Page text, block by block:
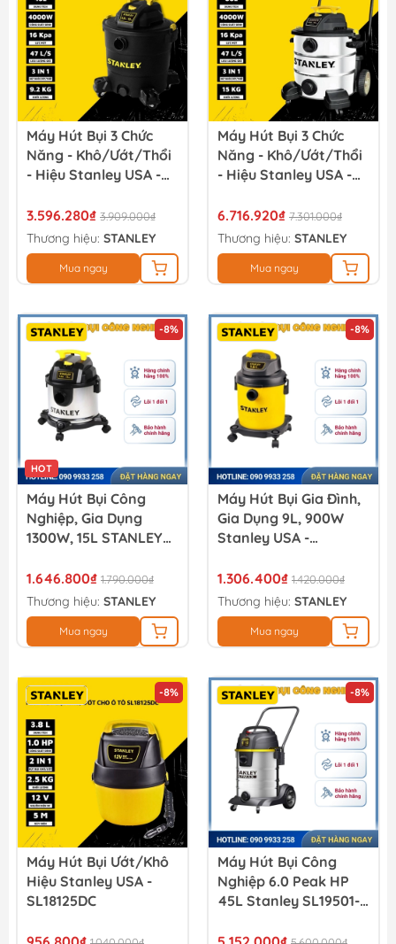
Máy Hút Bụi 3 Chức
Năng - Khô/Ướt/Thổi
- Hiệu Stanley USA -
3.596.280₫ 3.909.000₫
Thương hiệu: STANLEY
Mua ngay
Máy Hút Bụi 3 Chức
Năng - Khô/Ướt/Thổi
- Hiệu Stanley USA -
6.716.920₫ 7.301.000₫
Thương hiệu: STANLEY
Mua ngay
-8%
HOT
Máy Hút Bụi Công
Nghiệp, Gia Dụng
1300W, 15L STANLEY
1.646.800₫ 1.790.000₫
Thương hiệu: STANLEY
Mua ngay
-8%
Máy Hút Bụi Gia Đình,
Gia Dụng 9L, 900W
Stanley USA -
1.306.400₫ 1.420.000₫
Thương hiệu: STANLEY
Mua ngay
-8%
Máy Hút Bụi Ướt/khô
Hiệu Stanley USA -
SL18125DC
-8%
Máy Hút Bụi Công
Nghiệp 6.0 Peak HP
45L Stanley SL19501-